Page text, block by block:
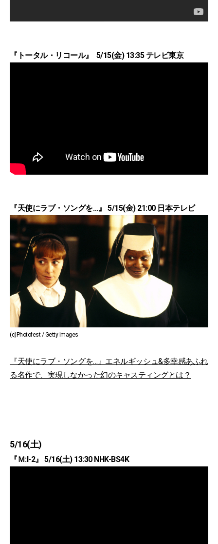
『トータル・リコール』 5/15(金) 13:35 テレビ東京
『天使にラブ・ソングを…』 5/15(金) 21:00 日本テレビ
(c)Photofest / Getty Images
『天使にラブ・ソングを…』エネルギッシュ&多幸感あふれ
る名作で、実現しなかった幻のキャスティングとは？
5/16(土)
『Ｍ:I-2』 5/16(土) 13:30 NHK-BS4K